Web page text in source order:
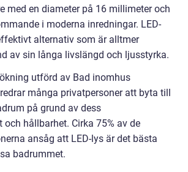
med en diameter på 16 millimeter och
i moderna inredningar. LED-
alternativ som är alltmer
av sin långa livslängd och ljusstyrka.
utförd av Bad inomhus
många privatpersoner att byta till
på grund av dess
hållbarhet. Cirka 75% av de
ansåg att LED-lys är det bästa
badrummet.